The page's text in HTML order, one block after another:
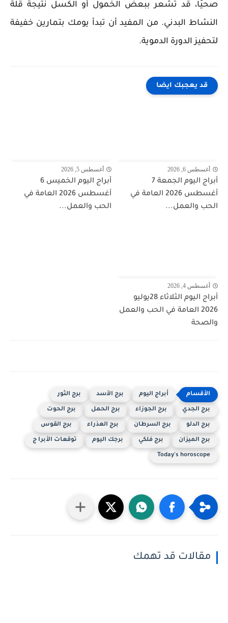
صحيًا، قد تشعر ببعض الخمول أو الكسل نتيجة قلة
النشاط البدني. من المفيد أن تبدأ يومك بتمارين خفيفة
لتحفيز الدورة الدموية.
قد يعجبك ايضا
أغسطس 6, 2026
أبراج اليوم الجمعة 7
أغسطس 2026 العامة في
الحب والعمل...
أغسطس 5, 2026
أبراج اليوم الخميس 6
أغسطس 2026 العامة في
الحب والعمل...
أغسطس 4, 2026
أبراج اليوم الثلاثاء 28يوليو
2026 العامة في الحب والعمل
والصحة
أبراج اليوم برج الأسد برج الثور
برج الجدي برج الجوزاء برج الحمل برج الحوت
برج الدلو برج السرطان برج العذراء برج القوس
برج الميزان برج فلكي برجك اليوم توقعات الأبرا ج
Today's horoscope
مقالات قد تهمك